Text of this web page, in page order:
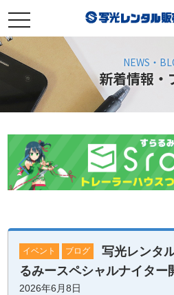
toggle
navigation
NEWS・
新着情報・
イベント ブログ
写光レンタ
るみースペシャルナイター
2026年6月8日